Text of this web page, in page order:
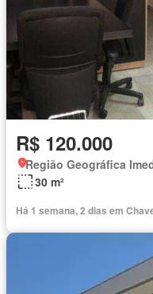
R$ 120.000
Região Geográfica
30 m²
Há 1 semana, 2 dias em